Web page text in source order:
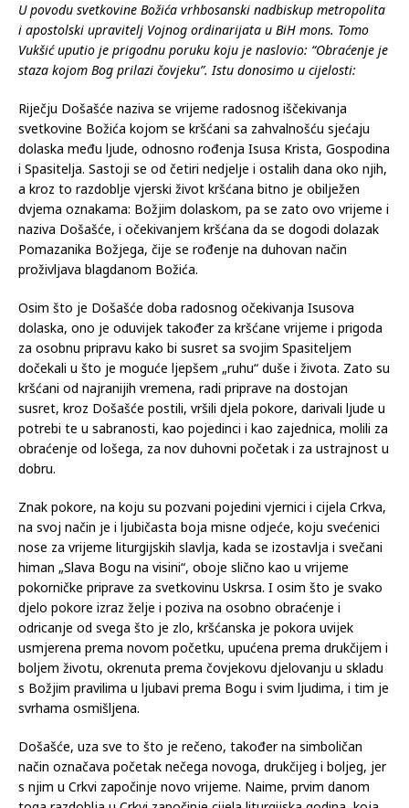
U povodu svetkovine Božića vrhbosanski nadbiskup metropolita
i apostolski upravitelj Vojnog ordinarijata u BiH mons. Tomo
Vukšić uputio je prigodnu poruku koju je naslovio: “Obraćenje je
staza kojom Bog prilazi čovjeku”. Istu donosimo u cijelosti:
Riječju Došašće naziva se vrijeme radosnog iščekivanja
svetkovine Božića kojom se kršćani sa zahvalnošću sjećaju
dolaska među ljude, odnosno rođenja Isusa Krista, Gospodina
i Spasitelja. Sastoji se od četiri nedjelje i ostalih dana oko njih,
a kroz to razdoblje vjerski život kršćana bitno je obilježen
dvjema oznakama: Božjim dolaskom, pa se zato ovo vrijeme i
naziva Došašće, i očekivanjem kršćana da se dogodi dolazak
Pomazanika Božjega, čije se rođenje na duhovan način
proživljava blagdanom Božića.
Osim što je Došašće doba radosnog očekivanja Isusova
dolaska, ono je oduvijek također za kršćane vrijeme i prigoda
za osobnu pripravu kako bi susret sa svojim Spasiteljem
dočekali u što je moguće ljepšem „ruhu“ duše i života. Zato su
kršćani od najranijih vremena, radi priprave na dostojan
susret, kroz Došašće postili, vršili djela pokore, darivali ljude u
obraćenje od lošega, za nov duhovni početak i za ustrajnost u
dobru.
Znak pokore, na koju su pozvani pojedini vjernici i cijela Crkva,
na svoj način je i ljubičasta boja misne odjeće, koju svećenici
nose za vrijeme liturgijskih slavlja, kada se izostavlja i svečani
himan „Slava Bogu na visini“, oboje slično kao u vrijeme
pokorničke priprave za svetkovinu Uskrsa. I osim što je svako
djelo pokore izraz želje i poziva na osobno obraćenje i
odricanje od svega što je zlo, kršćanska je pokora uvijek
usmjerena prema novom početku, upućena prema drukčijem i
boljem životu, okrenuta prema čovjekovu djelovanju u skladu
s Božjim pravilima u ljubavi prema Bogu i svim ljudima, i tim je
svrhama osmišljena.
Došašće, uza sve to što je rečeno, također na simboličan